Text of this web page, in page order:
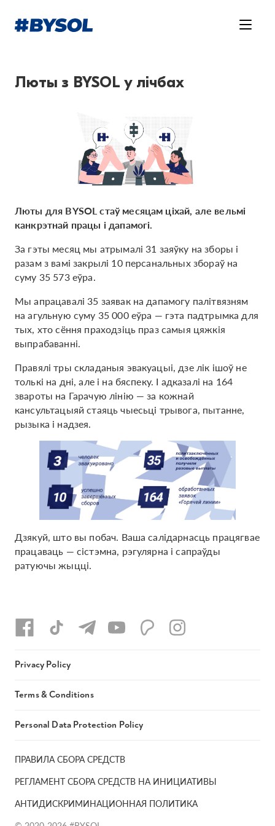
Люты з BYSOL у лічбах
Люты для BYSOL стаў месяцам ціхай, але вельмі
канкрэтнай працы і дапамогі.
За гэты месяц мы атрымалі 31 заяўку на зборы і
разам з вамі закрылі 10 персанальных збораў на
суму 35 573 еўра.
Мы апрацавалі 35 заявак на дапамогу палітвязням
на агульную суму 35 000 еўра — гэта падтрымка для
тых, хто сёння праходзіць праз самыя цяжкія
выпрабаванні.
Правялі тры складаныя эвакуацыі, дзе лік ішоў не
толькі на дні, але і на бяспеку. І адказалі на 164
звароты на Гарачую лінію — за кожнай
кансультацыяй стаяць чыесьці трывога, пытанне,
рызыка і надзея.
Дзякуй, што вы побач. Ваша салідарнасць працягвае
працаваць — сістэмна, рэгулярна і сапраўды
ратуючы жыцці.
ПРАВИЛА СБОРА СРЕДСТВ
РЕГЛАМЕНТ СБОРА СРЕДСТВ НА ИНИЦИАТИВЫ
АНТИДИСКРИМИНАЦИОННАЯ ПОЛИТИКА
Privacy Policy
Terms & Conditions
Personal Data Protection Policy